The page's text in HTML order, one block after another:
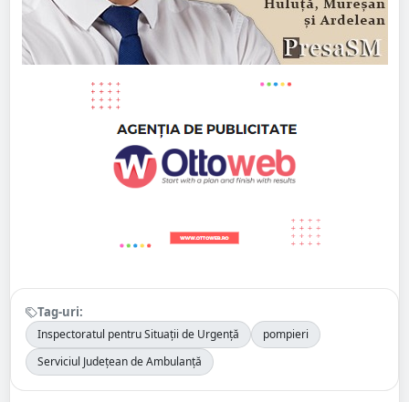
Tag-uri:
Inspectoratul pentru Situații de Urgență
pompieri
Serviciul Județean de Ambulanță